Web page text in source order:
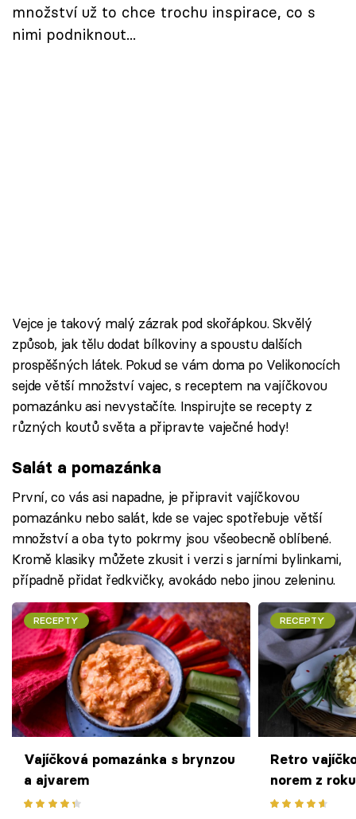
množství už to chce trochu inspirace, co s
nimi podniknout...
Vejce je takový malý zázrak pod skořápkou. Skvělý
způsob, jak tělu dodat bílkoviny a spoustu dalších
prospěšných látek. Pokud se vám doma po Velikonocích
sejde větší množství vajec, s receptem na vajíčkovou
pomazánku asi nevystačíte. Inspirujte se recepty z
různých koutů světa a připravte vaječné hody!
Salát a pomazánka
První, co vás asi napadne, je připravit vajíčkovou
pomazánku nebo salát, kde se vajec spotřebuje větší
množství a oba tyto pokrmy jsou všeobecně oblíbené.
Kromě klasiky můžete zkusit i verzi s jarními bylinkami,
případně přidat ředkvičky, avokádo nebo jinou zeleninu.
RECEPTY
Vajíčková pomazánka s brynzou
a ajvarem
RECEPTY
Retro
norem z